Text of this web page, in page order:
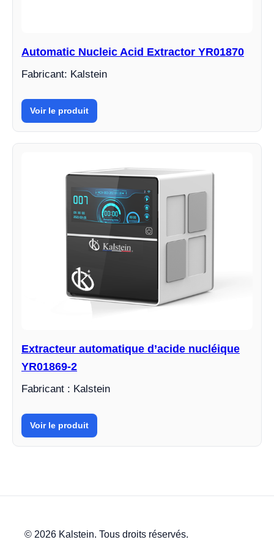
Automatic Nucleic Acid Extractor YR01870
Fabricant: Kalstein
Voir le produit
Extracteur automatique d’acide nucléique
YR01869-2
Fabricant : Kalstein
Voir le produit
© 2026 Kalstein. Tous droits réservés.